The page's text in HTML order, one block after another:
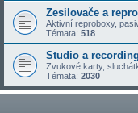
Zesilovače a
Aktivní reproboxy,
Témata: 518
Studio a recording
Zvukové karty,
Témata: 2030